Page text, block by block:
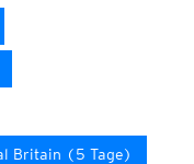
Britain (5 Tage)